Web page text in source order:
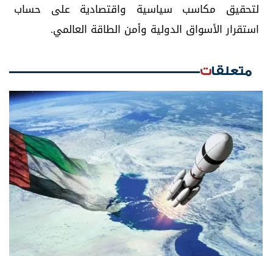
لتحقيق مكاسب سياسية واقتصادية على حساب
استقرار الأسواق الدولية وأمن الطاقة العالمي.
متعلقات